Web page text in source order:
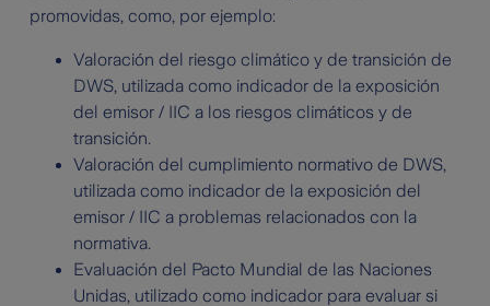
promovidas, como, por ejemplo:
Valoración del riesgo climático y de transición de
DWS, utilizada como indicador de la exposición
del emisor / IIC a los riesgos climáticos y de
transición.
Valoración del cumplimiento normativo de DWS,
utilizada como indicador de la exposición del
emisor / IIC a problemas relacionados con la
normativa.
Evaluación del Pacto Mundial de las Naciones
Unidas, utilizado como indicador para evaluar si